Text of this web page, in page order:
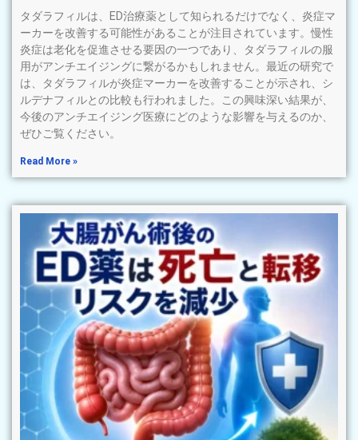
タダラフィルは、ED治療薬として知られるだけでなく、炎症マ
ーカーを改善する可能性があることが注目されています。慢性
炎症は老化を促進させる要因の一つであり、タダラフィルの服
用がアンチエイジングに繋がるかもしれません。最近の研究で
は、タダラフィルが炎症マーカーを改善することが示され、シ
ルデナフィルとの比較も行われました。この興味深い結果が、
今後のアンチエイジング医療にどのような影響を与えるのか、
ぜひご覧ください。
Read More »